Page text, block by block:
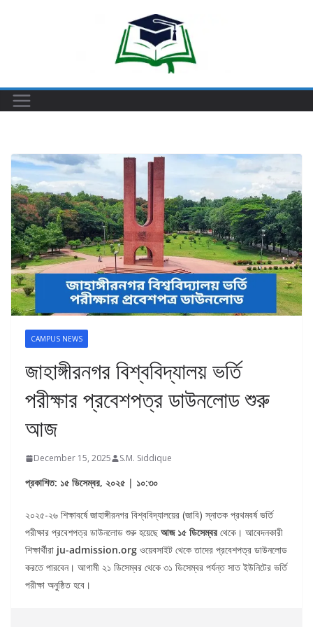
CAMPUS NEWS
জাহাঙ্গীরনগর বিশ্ববিদ্যালয় ভর্তি
পরীক্ষার প্রবেশপত্র ডাউনলোড শুরু
আজ
December 15, 2025 S.M. Siddique
প্রকাশিত: ১৫ ডিসেম্বর, ২০২৫ | ১০:৩০
২০২৫-২৬ শিক্ষাবর্ষে জাহাঙ্গীরনগর বিশ্ববিদ্যালয়ের (জাবি) স্নাতক প্রথমবর্ষ ভর্তি
পরীক্ষার প্রবেশপত্র ডাউনলোড শুরু হয়েছে আজ ১৫ ডিসেম্বর থেকে। আবেদনকারী
শিক্ষার্থীরা ju-admission.org ওয়েবসাইট থেকে তাদের প্রবেশপত্র ডাউনলোড
করতে পারবেন। আগামী ২১ ডিসেম্বর থেকে ৩১ ডিসেম্বর পর্যন্ত সাত ইউনিটের ভর্তি
পরীক্ষা অনুষ্ঠিত হবে।